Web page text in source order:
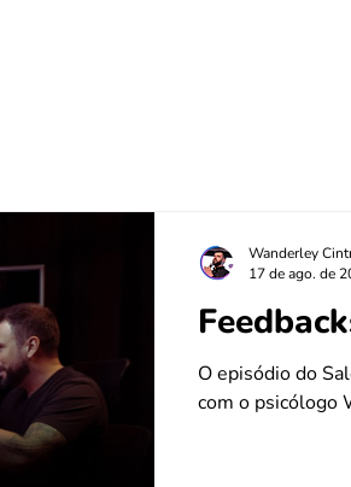
O episódio do
com o psicólogo
Wanderley
17 de ago. de